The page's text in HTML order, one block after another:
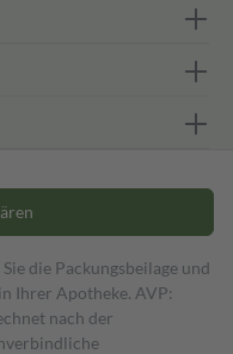
die Packungsbeilage und
Ihrer Apotheke. AVP:
nach der